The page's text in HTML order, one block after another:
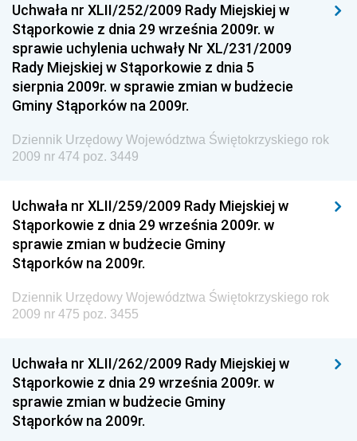
Dziennik Urzędowy Ministra Sportu
Dziennik Urzędowy Ministra Funduszy i Polityki
Regionalnej
Dziennik Urzędowy Ministra Aktywów Państwowych
Dziennik Urzędowy Ministra Zdrowia
Dziennik Urzędowy Ministra Środowiska i Głównego
Inspektora Ochrony Środowiska
Dziennik Urzędowy Ministerstwa Kultury, Dziedzictwa
Narodowego i Sportu
Dziennik Urzędowy Ministra Finansów, Funduszy i
Dziennik Urzędowy Ministra Rozwoju, Pracy i
Dziennik Urzędowy Ministra Kultury, Dziedzictwa
Narodowego i Sportu
Dziennik Urzędowy Ministra Rodziny i Polityki
Społecznej
Uchwała nr XLII/252/2009 Rady Miejskiej w
Stąporkowie z dnia 29 września 2009r. w
sprawie uchylenia uchwały Nr XL/231/2009
Rady Miejskiej w Stąporkowie z dnia 5
sierpnia 2009r. w sprawie zmian w budżecie
Gminy Stąporków na 2009r.
Dziennik Urzędowy Województwa Świętokrzyskiego rok
2009 nr 474 poz. 3449
Uchwała nr XLII/259/2009 Rady Miejskiej w
Stąporkowie z dnia 29 września 2009r. w
sprawie zmian w budżecie Gminy
Stąporków na 2009r.
Dziennik Urzędowy Województwa Świętokrzyskiego rok
2009 nr 475 poz. 3455
Uchwała nr XLII/262/2009 Rady Miejskiej w
Stąporkowie z dnia 29 września 2009r. w
sprawie zmian w budżecie Gminy
Stąporków na 2009r.